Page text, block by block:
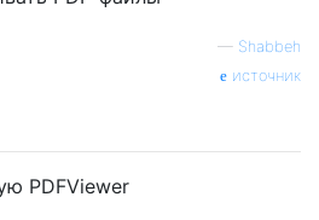
— Shabbeh
источник
PDFViewer